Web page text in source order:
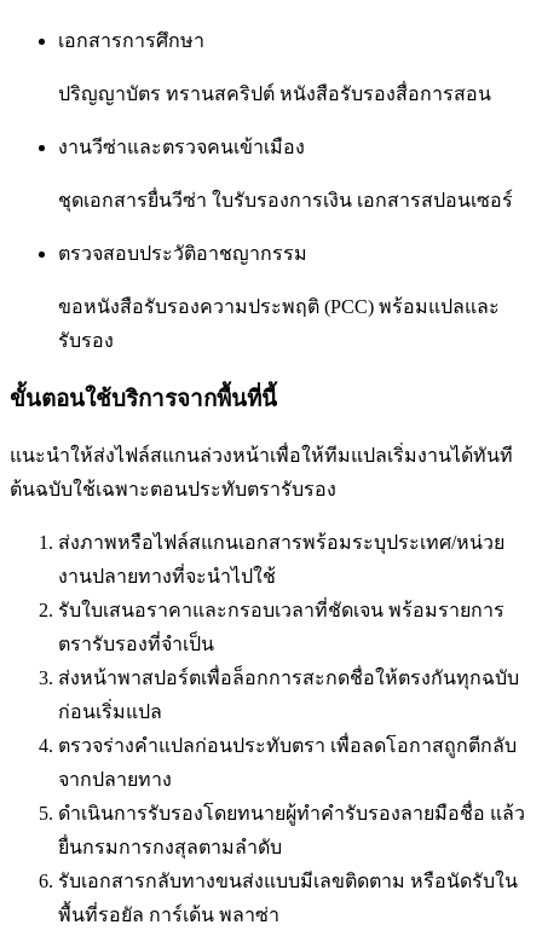
เอกสารการศึกษา
ปริญญาบัตร ทรานสคริปต์ หนังสือรับรองสื่อการสอน
งานวีซ่าและตรวจคนเข้าเมือง
ชุดเอกสารยื่นวีซ่า ใบรับรองการเงิน เอกสารสปอนเซอร์
ตรวจสอบประวัติอาชญากรรม
ขอหนังสือรับรองความประพฤติ (PCC) พร้อมแปลและ
รับรอง
ขั้นตอนใช้บริการจากพื้นที่นี้
แนะนำให้ส่งไฟล์สแกนล่วงหน้าเพื่อให้ทีมแปลเริ่มงานได้ทันที
ต้นฉบับใช้เฉพาะตอนประทับตรารับรอง
ส่งภาพหรือไฟล์สแกนเอกสารพร้อมระบุประเทศ/หน่วย
งานปลายทางที่จะนำไปใช้
รับใบเสนอราคาและกรอบเวลาที่ชัดเจน พร้อมรายการ
ตรารับรองที่จำเป็น
ส่งหน้าพาสปอร์ตเพื่อล็อกการสะกดชื่อให้ตรงกันทุกฉบับ
ก่อนเริ่มแปล
ตรวจร่างคำแปลก่อนประทับตรา เพื่อลดโอกาสถูกตีกลับ
จากปลายทาง
ดำเนินการรับรองโดยทนายผู้ทำคำรับรองลายมือชื่อ แล้ว
ยื่นกรมการกงสุลตามลำดับ
รับเอกสารกลับทางขนส่งแบบมีเลขติดตาม หรือนัดรับใน
พื้นที่รอยัล การ์เด้น พลาซ่า